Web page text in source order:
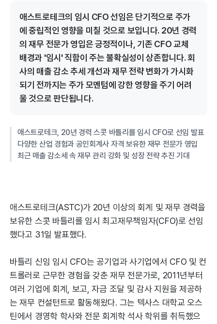
애스트로테크의 임시 CFO 선임은 단기적으로 주가
에 중립적인 영향을 미칠 것으로 보입니다. 20년 경력
의 재무 전문가 영입은 긍정적이나, 기존 CFO 교체
배경과 '임시' 직함이 주는 불확실성이 상존합니다. 회
사의 매출 감소 추세 개선과 재무 전략 변화가 가시화
되기 전까지는 주가 모멘텀에 강한 영향을 주기 어려
울 것으로 판단됩니다.
애스트로테크, 20년 경력 스콧 바틀리를 임시 CFO로 선임 발표
다양한 산업 경험과 공인회계사 자격 보유한 재무 전문가 영입
최근 매출 감소세 속 재무 관리 강화 및 성장 전략 추진 기대
애스트로테크(ASTC)가 20년 이상의 회계 및 재무 경력을
보유한 스콧 바틀리를 임시 최고재무책임자(CFO)로 선임
했다고 31일 발표했다.
바틀리 신임 임시 CFO는 공기업과 사기업에서 CFO 및 컨
트롤러로 근무한 경험을 갖춘 재무 전문가로, 2011년부터
여러 기업에 회계, 보고, 자금 조달 및 감사 지원을 제공하
는 재무 컨설턴트로 활동해왔다. 그는 텍사스 대학교 오스
틴에서 경영학 학사와 전문 회계학 석사 학위를 취득했으